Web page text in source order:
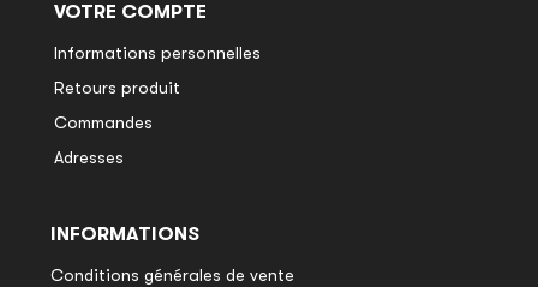
VOTRE COMPTE
Informations personnelles
Retours produit
Commandes
Adresses
INFORMATIONS
Conditions générales de vente